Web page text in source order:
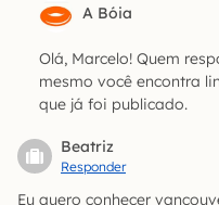
A Bóia
Olá, Marcelo! Quem
mesmo você encontra
que já foi publicado.
Beatriz
Responder
Eu quero conhecer